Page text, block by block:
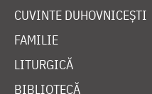
CUVINTE DUHOVNICEȘTI
FAMILIE
LITURGICĂ
BIBLIOTECĂ